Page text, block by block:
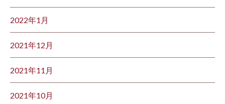
2022年1月
2021年12月
2021年11月
2021年10月